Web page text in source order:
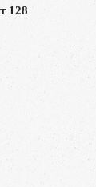
128